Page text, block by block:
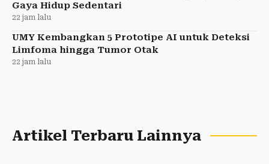
Gaya Hidup Sedentari
22 jam lalu
UMY Kembangkan 5 Prototipe AI untuk Deteksi
Limfoma hingga Tumor Otak
22 jam lalu
Artikel Terbaru Lainnya